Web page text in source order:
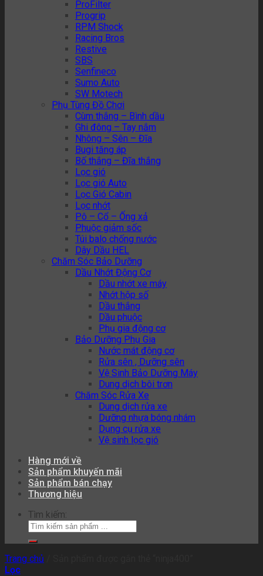
ProFilter
Progrip
RPM Shock
Racing Bros
Restive
SBS
Senfineco
Sumo Auto
SW Motech
Phụ Tùng Đồ Chơi
Cùm thắng – Bình dầu
Ghi đông – Tay nắm
Nhông – Sên – Đĩa
Bugi tăng áp
Bố thắng – Đĩa thắng
Lọc gió
Lọc gió Auto
Lọc Gió Cabin
Lọc nhớt
Pô – Cổ – Ống xả
Phuộc giảm sốc
Túi balo chống nước
Dây Dầu HEL
Chăm Sóc Bảo Dưỡng
Dầu Nhớt Động Cơ
Dầu nhớt xe máy
Nhớt hộp số
Dầu thắng
Dầu phuộc
Phụ gia động cơ
Bảo Dưỡng Phụ Gia
Nước mát động cơ
Rửa sên , Dưỡng sên
Vệ Sinh Bảo Dưỡng Máy
Dung dịch bôi trơn
Chăm Sóc Rửa Xe
Dung dịch rửa xe
Dưỡng nhựa bóng nhám
Dụng cụ rửa xe
Vệ sinh lọc gió
Hàng mới về
Sản phẩm khuyến mãi
Sản phẩm bán chạy
Thương hiệu
Tìm kiếm:
Trang chủ
Lọc